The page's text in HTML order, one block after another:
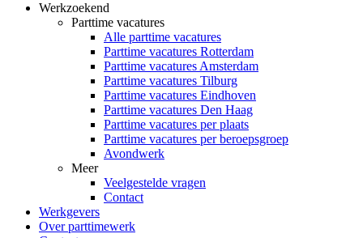
Werkzoekend
Parttime vacatures
Alle parttime vacatures
Parttime vacatures Rotterdam
Parttime vacatures Amsterdam
Parttime vacatures Tilburg
Parttime vacatures Eindhoven
Parttime vacatures Den Haag
Parttime vacatures per plaats
Parttime vacatures per beroepsgroep
Avondwerk
Meer
Veelgestelde vragen
Contact
Werkgevers
Over parttimewerk